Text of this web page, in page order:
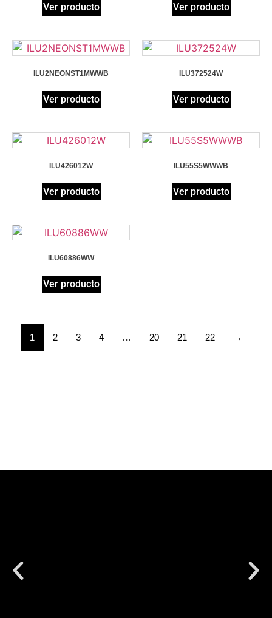
Ver producto Ver producto
ILU2NEONST1MWWB
Ver producto
ILU372524W
Ver producto
ILU426012W
Ver producto
ILU55S5WWWB
Ver producto
ILU60886WW
Ver producto
1 2 3 4 … 20 21 22 →